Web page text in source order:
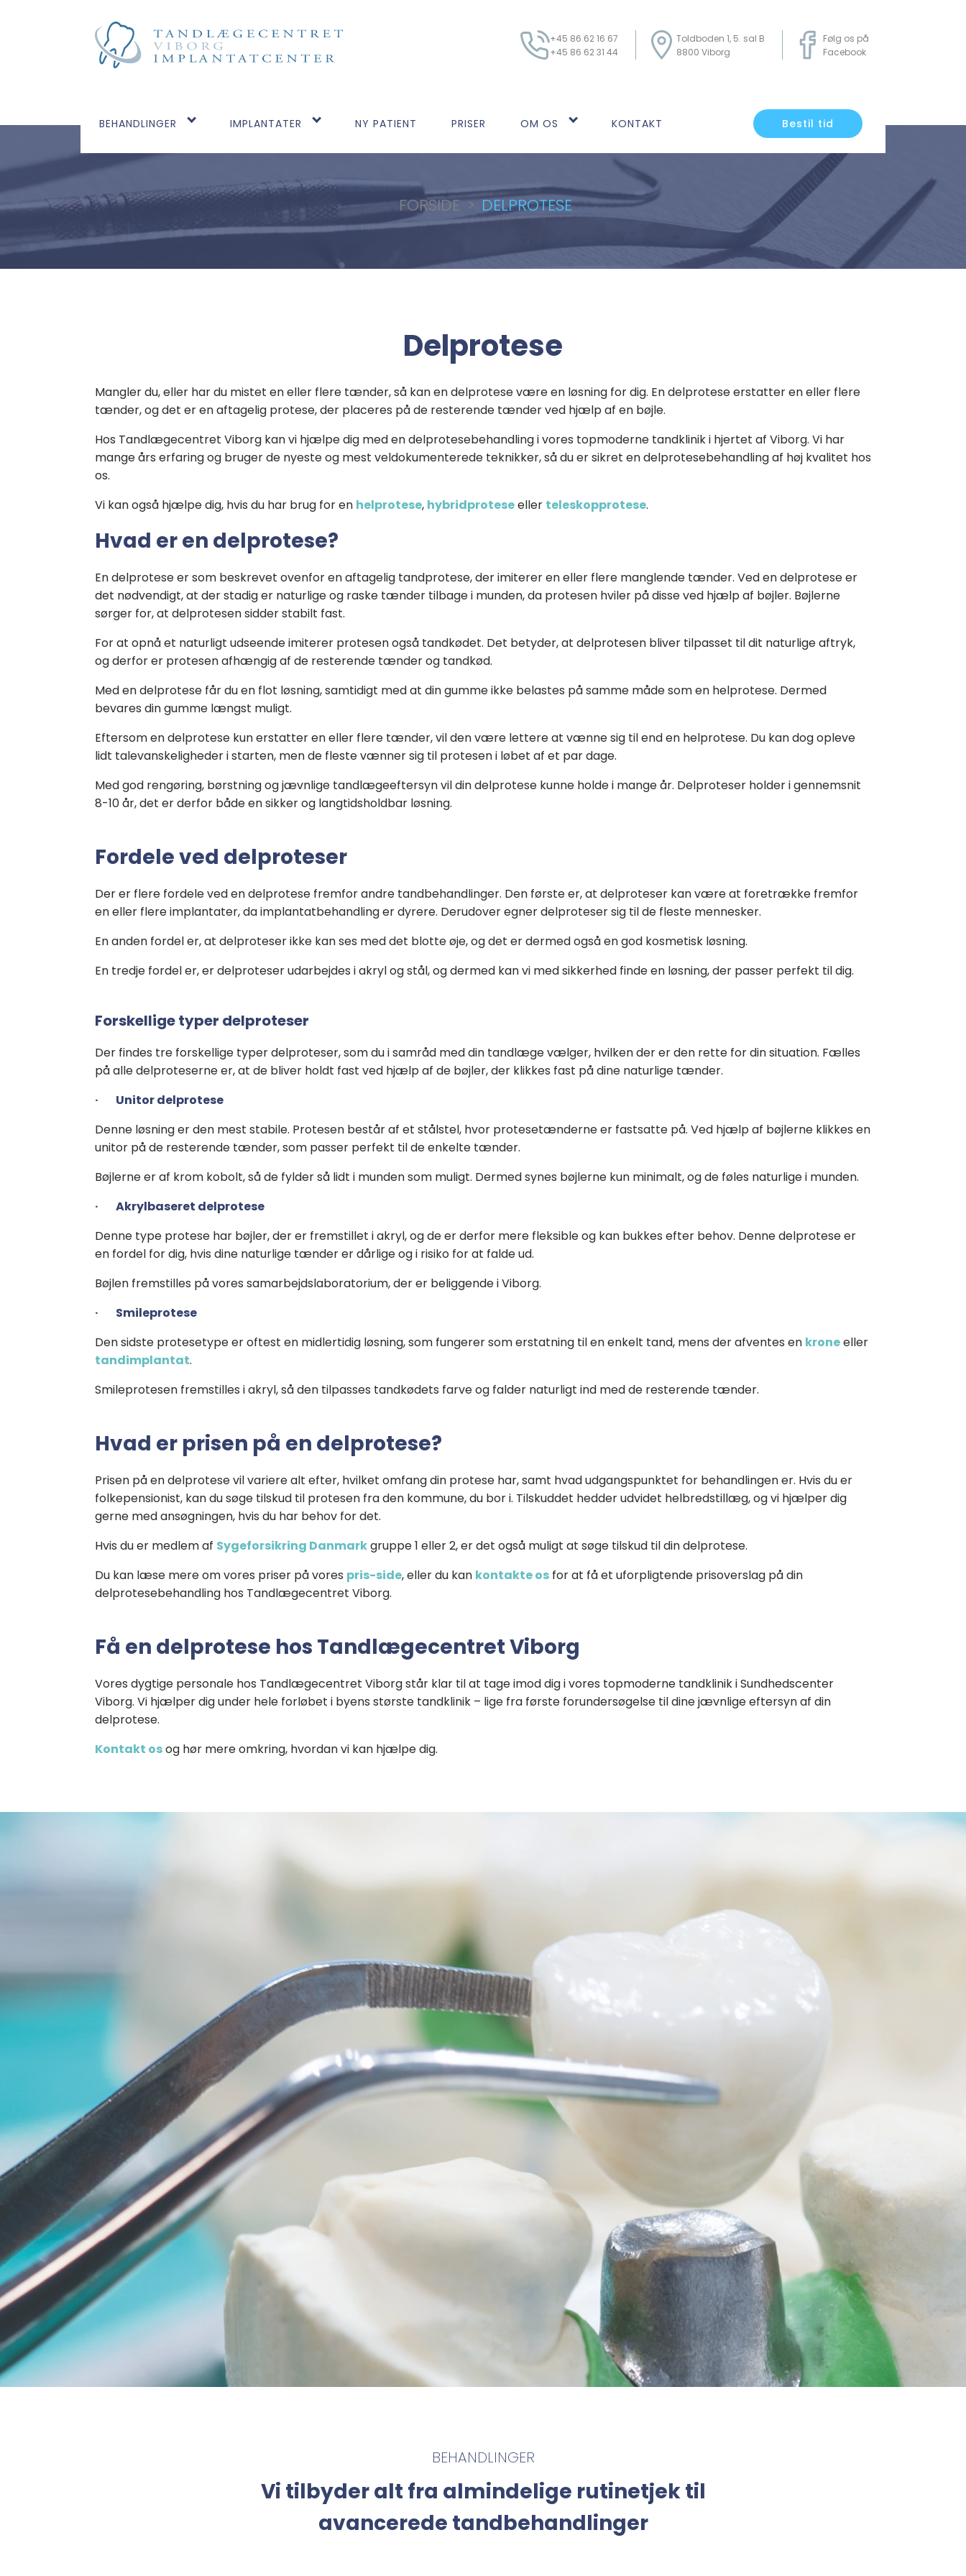
+45 86 62 16 67
+45 86 62 31 44
Toldboden 1, 5. sal B
8800 Viborg
Følg os på
Facebook
BEHANDLINGER IMPLANTATER NY PATIENT PRISER OM OS KONTAKT Bestil tid
FORSIDE > DELPROTESE
Delprotese
Mangler du, eller har du mistet en eller flere tænder, så kan en delprotese være en løsning for dig. En delprotese erstatter en eller flere
tænder, og det er en aftagelig protese, der placeres på de resterende tænder ved hjælp af en bøjle.
Hos Tandlægecentret Viborg kan vi hjælpe dig med en delprotesebehandling i vores topmoderne tandklinik i hjertet af Viborg. Vi har
mange års erfaring og bruger de nyeste og mest veldokumenterede teknikker, så du er sikret en delprotesebehandling af høj kvalitet hos
os.
Vi kan også hjælpe dig, hvis du har brug for en helprotese, hybridproteseeller teleskopprotese.
Hvad er en delprotese?
En delprotese er som beskrevet ovenfor en aftagelig tandprotese, der imiterer en eller flere manglende tænder. Ved en delprotese er
det nødvendigt, at der stadig er naturlige og raske tænder tilbage i munden, da protesen hviler på disse ved hjælp af bøjler. Bøjlerne
sørger for, at delprotesen sidder stabilt fast.
For at opnå et naturligt udseende imiterer protesen også tandkødet. Det betyder, at delprotesen bliver tilpasset til dit naturlige aftryk,
og derfor er protesen afhængig af de resterende tænder og tandkød.
Med en delprotese får du en flot løsning, samtidigt med at din gumme ikke belastes på samme måde som en helprotese. Dermed
bevares din gumme længst muligt.
Eftersom en delprotese kun erstatter en eller flere tænder, vil den være lettere at vænne sig til end en helprotese. Du kan dog opleve
lidt talevanskeligheder i starten, men de fleste vænner sig til protesen i løbet af et par dage.
Med god rengøring, børstning og jævnlige tandlægeeftersyn vil din delprotese kunne holde i mange år. Delproteser holder i gennemsnit
8-10 år, det er derfor både en sikker og langtidsholdbar løsning.
Fordele ved delproteser
Der er flere fordele ved en delprotese fremfor andre tandbehandlinger. Den første er, at delproteser kan være at foretrække fremfor
en eller flere implantater, da implantatbehandling er dyrere. Derudover egner delproteser sig til de fleste mennesker.
En anden fordel er, at delproteser ikke kan ses med det blotte øje, og det er dermed også en god kosmetisk løsning.
En tredje fordel er, er delproteser udarbejdes i akryl og stål, og dermed kan vi med sikkerhed finde en løsning, der passer perfekt til dig.
Forskellige typer delproteser
Der findes tre forskellige typer delproteser, som du i samråd med din tandlæge vælger, hvilken der er den rette for din situation. Fælles
på alle delproteserne er, at de bliver holdt fast ved hjælp af de bøjler, der klikkes fast på dine naturlige tænder.
· Unitor delprotese
Denne løsning er den mest stabile. Protesen består af et stålstel, hvor protesetænderne er fastsatte på. Ved hjælp af bøjlerne klikkes en
unitor på de resterende tænder, som passer perfekt til de enkelte tænder.
Bøjlerne er af krom kobolt, så de fylder så lidt i munden som muligt. Dermed synes bøjlerne kun minimalt, og de føles naturlige i munden.
· Akrylbaseret delprotese
Denne type protese har bøjler, der er fremstillet i akryl, og de er derfor mere fleksible og kan bukkes efter behov. Denne delprotese er
en fordel for dig, hvis dine naturlige tænder er dårlige og i risiko for at falde ud.
Bøjlen fremstilles på vores samarbejdslaboratorium, der er beliggende i Viborg.
· Smileprotese
Den sidste protesetype er oftest en midlertidig løsning, som fungerer som erstatning til en enkelt tand, mens der afventes en kroneeller
tandimplantat.
Smileprotesen fremstilles i akryl, så den tilpasses tandkødets farve og falder naturligt ind med de resterende tænder.
Hvad er prisen på en delprotese?
Prisen på en delprotese vil variere alt efter, hvilket omfang din protese har, samt hvad udgangspunktet for behandlingen er. Hvis du er
folkepensionist, kan du søge tilskud til protesen fra den kommune, du bor i. Tilskuddet hedder udvidet helbredstillæg, og vi hjælper dig
gerne med ansøgningen, hvis du har behov for det.
Hvis du er medlem af Sygeforsikring Danmarkgruppe 1 eller 2, er det også muligt at søge tilskud til din delprotese.
Du kan læse mere om vores priser på vores pris-side, eller du kan kontakte os for at få et uforpligtende prisoverslag på din
delprotesebehandling hos Tandlægecentret Viborg.
Få en delprotese hos Tandlægecentret Viborg
Vores dygtige personale hos Tandlægecentret Viborg står klar til at tage imod dig i vores topmoderne tandklinik i Sundhedscenter
Viborg. Vi hjælper dig under hele forløbet i byens største tandklinik – lige fra første forundersøgelse til dine jævnlige eftersyn af din
delprotese.
Kontakt osog hør mere omkring, hvordan vi kan hjælpe dig.
BEHANDLINGER
Vi tilbyder alt fra almindelige rutinetjek til
avancerede tandbehandlinger